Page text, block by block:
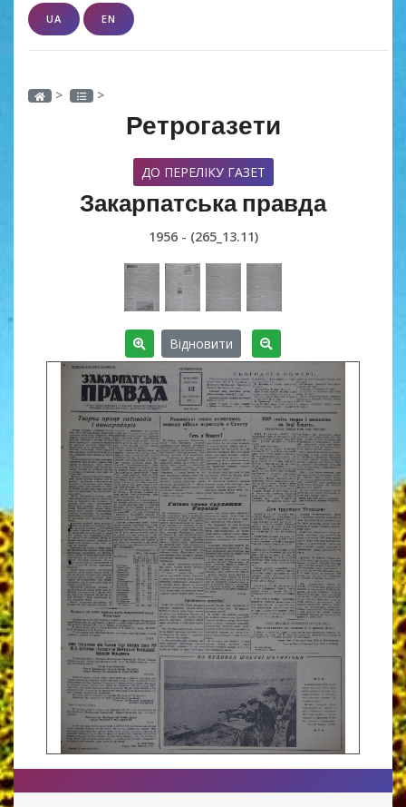
UA EN
> >
Ретрогазети
ДО ПЕРЕЛІКУ ГАЗЕТ
Закарпатська правда
1956 - (265_13.11)
Відновити